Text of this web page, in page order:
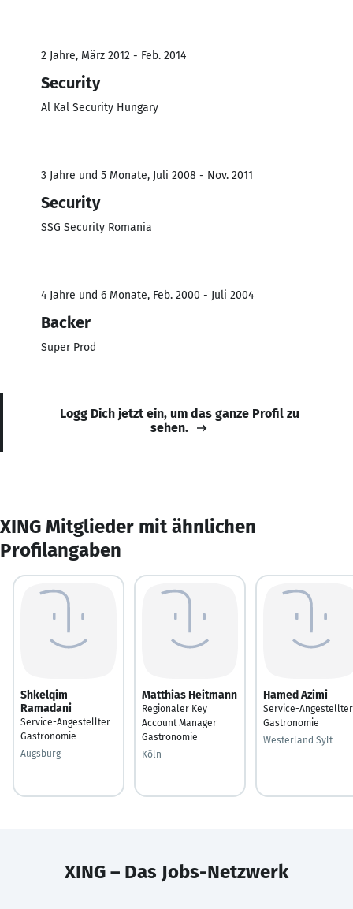
2 Jahre, März 2012 - Feb. 2014
Security
Al Kal Security Hungary
3 Jahre und 5 Monate, Juli 2008 - Nov. 2011
Security
SSG Security Romania
4 Jahre und 6 Monate, Feb. 2000 - Juli 2004
Backer
Super Prod
Logg Dich jetzt ein, um das ganze Profil zu
sehen.
XING Mitglieder mit ähnlichen
Profilangaben
Shkelqim
Ramadani
Service-Angestellter
Gastronomie
Augsburg
Matthias Heitmann
Regionaler Key
Account Manager
Gastronomie
Köln
Hamed Azimi
Service-Angestellter
Gastronomie
Westerland Sylt
XING – Das Jobs-Netzwerk